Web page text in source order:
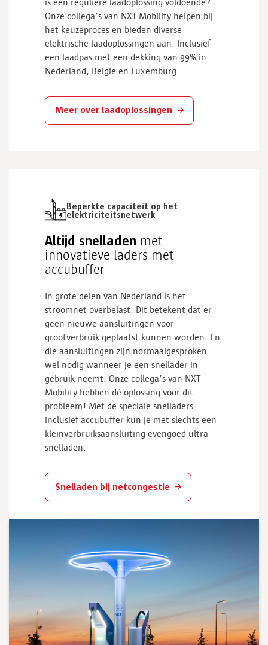
is een reguliere laadoplossing voldoende?
Onze collega’s van NXT Mobility helpen bij
het keuzeproces en bieden diverse
elektrische laadoplossingen aan. Inclusief
een laadpas met een dekking van 99% in
Nederland, België en Luxemburg.
Meer over laadoplossingen
Beperkte capaciteit op het
elektriciteitsnetwerk
Altijd snelladen met
innovatieve laders met
accubuffer
In grote delen van Nederland is het
stroomnet overbelast. Dit betekent dat er
geen nieuwe aansluitingen voor
grootverbruik geplaatst kunnen worden. En
die aansluitingen zijn normaalgesproken
wel nodig wanneer je een snellader in
gebruik neemt. Onze collega’s van NXT
Mobility hebben dé oplossing voor dit
probleem! Met de speciale snelladers
inclusief accubuffer kun je met slechts een
kleinverbruiksaansluiting evengoed ultra
snelladen.
Snelladen bij netcongestie